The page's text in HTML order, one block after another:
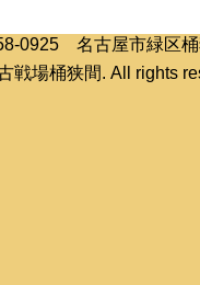
0925 名古屋市緑区
戦場桶狭間. All rights